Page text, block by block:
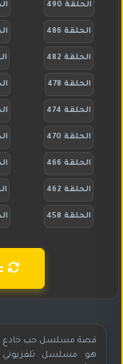
الحلقة 490
الحلقة 486
الحلقة 482
الحلقة 478
الحلقة 474
الحلقة 470
الحلقة 466
الحلقة 462
الحلقة 458
قصة مسلسل حب خادع Ishq Mein Marjawan
هو مسلسل تلفزيوني